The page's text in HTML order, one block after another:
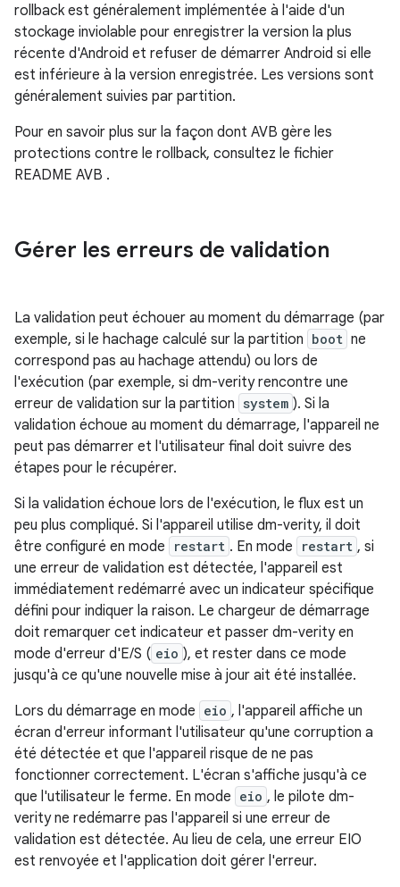
rollback est généralement implémentée à l'aide d'un
stockage inviolable pour enregistrer la version la plus
récente d'Android et refuser de démarrer Android si elle
est inférieure à la version enregistrée. Les versions sont
généralement suivies par partition.
Pour en savoir plus sur la façon dont AVB gère les
protections contre le rollback, consultez le fichier
README AVB .
Gérer les erreurs de validation
La validation peut échouer au moment du démarrage (par
exemple, si le hachage calculé sur la partition boot ne
correspond pas au hachage attendu) ou lors de
l'exécution (par exemple, si dm-verity rencontre une
erreur de validation sur la partition system ). Si la
validation échoue au moment du démarrage, l'appareil ne
peut pas démarrer et l'utilisateur final doit suivre des
étapes pour le récupérer.
Si la validation échoue lors de l'exécution, le flux est un
peu plus compliqué. Si l'appareil utilise dm-verity, il doit
être configuré en mode
restart . En mode restart , si
une erreur de validation est détectée, l'appareil est
immédiatement redémarré avec un indicateur spécifique
défini pour indiquer la raison. Le chargeur de démarrage
doit remarquer cet indicateur et passer dm-verity en
mode d'erreur d'E/S ( eio ), et rester dans ce mode
jusqu'à ce qu'une nouvelle mise à jour ait été installée.
Lors du démarrage en mode eio , l'appareil affiche un
écran d'erreur informant l'utilisateur qu'une corruption a
été détectée et que l'appareil risque de ne pas
fonctionner correctement. L'écran s'affiche jusqu'à ce
que l'utilisateur le ferme. En mode eio , le pilote dm-
verity ne redémarre pas l'appareil si une erreur de
validation est détectée. Au lieu de cela, une erreur EIO
est renvoyée et l'application doit gérer l'erreur.